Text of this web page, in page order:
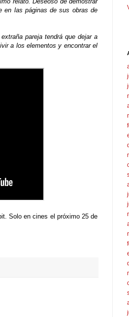
en las páginas de sus obras de
pareja tendrá que dejar a
a los elementos y encontrar el
Solo en cines el próximo 25 de